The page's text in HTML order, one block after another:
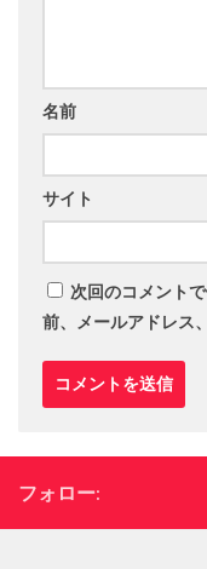
名前
サイト
次回のコメント
前、メールアドレス
フォロー: